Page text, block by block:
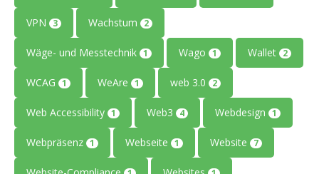
VPN 3 Wachstum 2
Wäge- und Messtechnik 1 Wago 1 Wallet 2
WCAG 1 WeAre 1 web 3.0 2
Web Accessibility 1 Web3 4 Webdesign 1
Webpräsenz 1 Webseite 1 Website 7